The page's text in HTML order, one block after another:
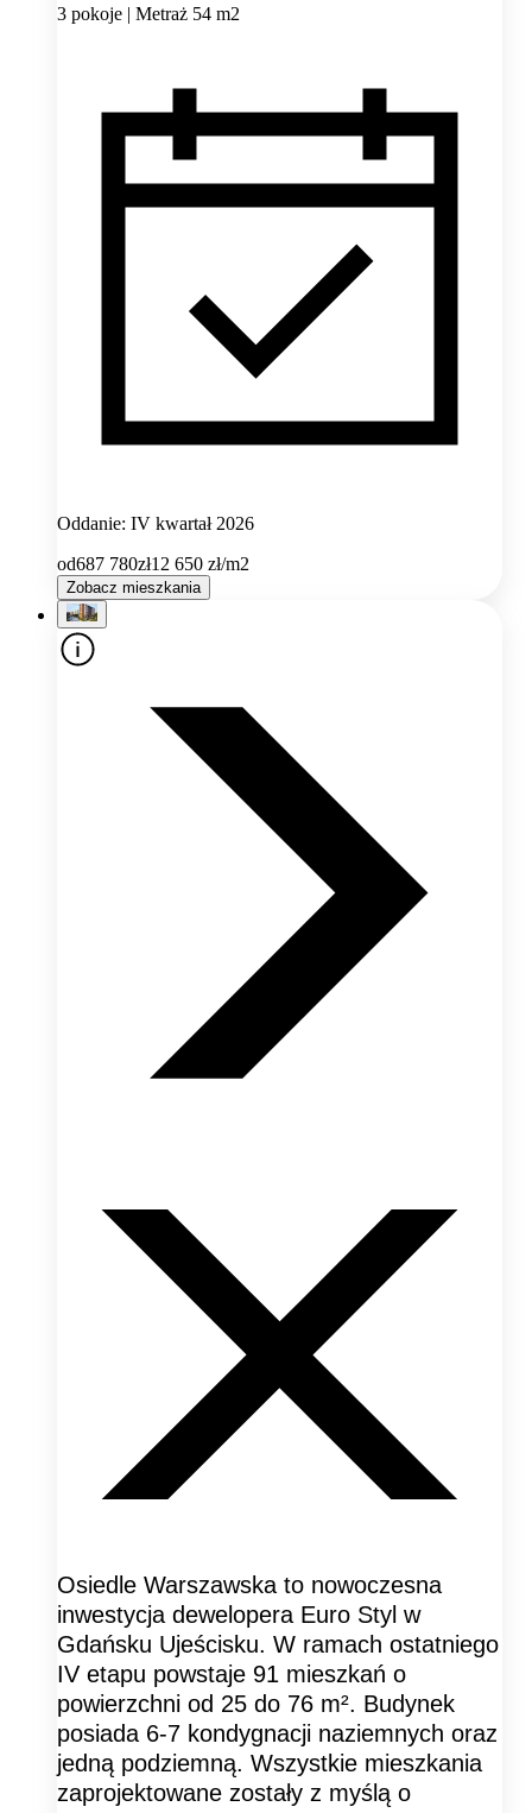
3 pokoje | Metraż 54 m2
Oddanie: IV kwartał 2026
od687 780zł12 650 zł/m2
Zobacz mieszkania
Osiedle Warszawska to nowoczesna
inwestycja dewelopera Euro Styl w
Gdańsku Ujeścisku. W ramach ostatniego
IV etapu powstaje 91 mieszkań o
powierzchni od 25 do 76 m². Budynek
posiada 6-7 kondygnacji naziemnych oraz
jedną podziemną. Wszystkie mieszkania
zaprojektowane zostały z myślą o